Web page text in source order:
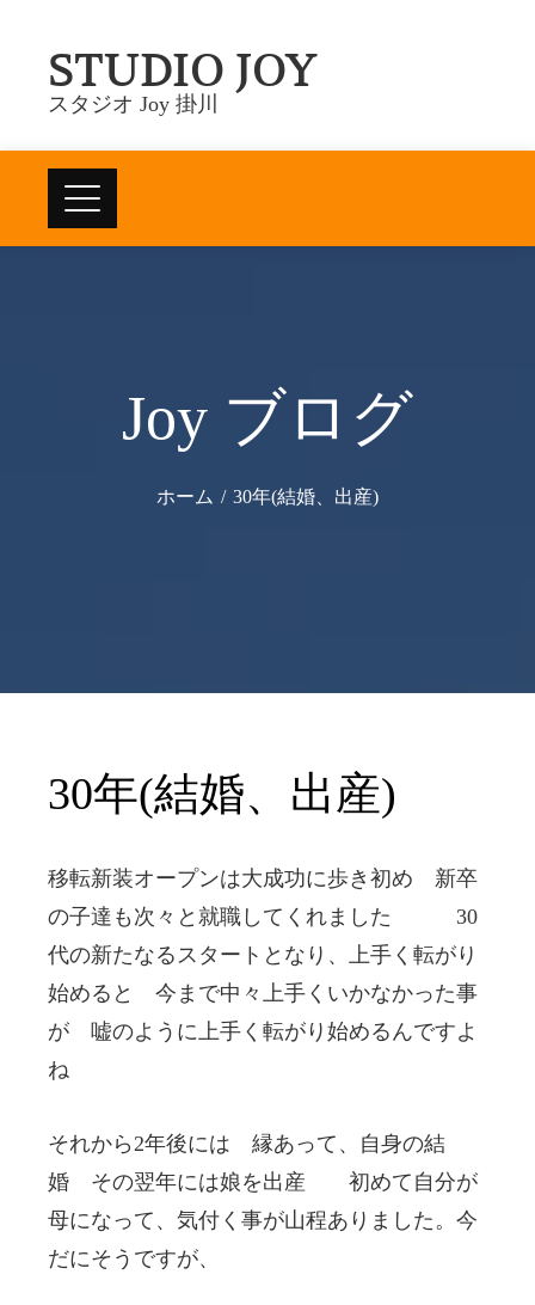
contentSTUDIO JOY
スタジオ Joy 掛川
Joy ブログ
ホーム 30年(結婚、出産)
30年(結婚、出産)
移転新装オープンは大成功に歩き初め 新卒
の子達も次々と就職してくれました 30
代の新たなるスタートとなり、上手く転がり
始めると 今まで中々上手くいかなかった事
が 嘘のように上手く転がり始めるんですよ
ね
それから2年後には 縁あって、自身の結
婚 その翌年には娘を出産 初めて自分が
母になって、気付く事が山程ありました。今
だにそうですが、